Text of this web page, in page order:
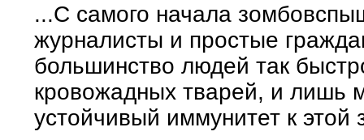
...С самого начала
журналисты и простые
большинство людей так
кровожадных тварей, и лишь
устойчивый иммунитет к этой